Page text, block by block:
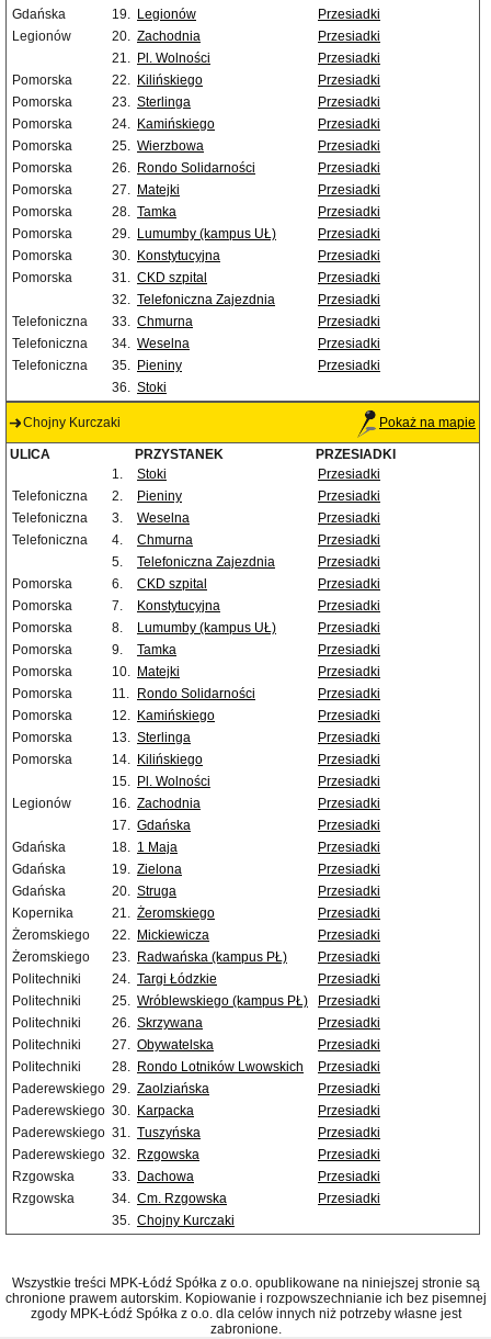
Gdańska
19. Legionów
Przesiadki
Legionów
20. Zachodnia
Przesiadki
21. Pl. Wolności
Przesiadki
Pomorska
22. Kilińskiego
Przesiadki
Pomorska
23. Sterlinga
Przesiadki
Pomorska
24. Kamińskiego
Przesiadki
Pomorska
25. Wierzbowa
Przesiadki
Pomorska
26. Rondo Solidarności
Przesiadki
Pomorska
27. Matejki
Przesiadki
Pomorska
28. Tamka
Przesiadki
Pomorska
29. Lumumby (kampus UŁ)
Przesiadki
Pomorska
30. Konstytucyjna
Przesiadki
Pomorska
31. CKD szpital
Przesiadki
32. Telefoniczna Zajezdnia
Przesiadki
Telefoniczna
33. Chmurna
Przesiadki
Telefoniczna
34. Weselna
Przesiadki
Telefoniczna
35. Pieniny
Przesiadki
36. Stoki
Chojny Kurczaki Pokaż na mapie
ULICA PRZYSTANEK
PRZESIADKI
1.
Stoki
Przesiadki
Telefoniczna
2. Pieniny
Przesiadki
Telefoniczna
3. Weselna
Przesiadki
Telefoniczna
4. Chmurna
Przesiadki
5.
Telefoniczna Zajezdnia
Przesiadki
Pomorska
6. CKD szpital
Przesiadki
Pomorska
7. Konstytucyjna
Przesiadki
Pomorska
8. Lumumby (kampus UŁ)
Przesiadki
Pomorska
9. Tamka
Przesiadki
Pomorska
10. Matejki
Przesiadki
Pomorska
11. Rondo Solidarności
Przesiadki
Pomorska
12. Kamińskiego
Przesiadki
Pomorska
13. Sterlinga
Przesiadki
Pomorska
14. Kilińskiego
Przesiadki
15. Pl. Wolności
Przesiadki
Legionów
16. Zachodnia
Przesiadki
17. Gdańska
Przesiadki
Gdańska
18. 1 Maja
Przesiadki
Gdańska
19. Zielona
Przesiadki
Gdańska
20. Struga
Przesiadki
Kopernika
21. Żeromskiego
Przesiadki
Żeromskiego
22. Mickiewicza
Przesiadki
Żeromskiego
23. Radwańska (kampus PŁ)
Przesiadki
Politechniki
24. Targi Łódzkie
Przesiadki
Politechniki
25. Wróblewskiego (kampus PŁ)
Przesiadki
Politechniki
26. Skrzywana
Przesiadki
Politechniki
27. Obywatelska
Przesiadki
Politechniki
28. Rondo Lotników Lwowskich
Przesiadki
Paderewskiego 29. Zaolziańska
Przesiadki
Paderewskiego 30. Karpacka
Przesiadki
Paderewskiego 31. Tuszyńska
Przesiadki
Paderewskiego 32. Rzgowska
Przesiadki
Rzgowska
33. Dachowa
Przesiadki
Rzgowska
34. Cm. Rzgowska
Przesiadki
35. Chojny Kurczaki
Wszystkie treści MPK-Łódź Spółka z o.o. opublikowane na niniejszej stronie są
chronione prawem autorskim. Kopiowanie i rozpowszechnianie ich bez pisemnej
zgody MPK-Łódź Spółka z o.o. dla celów innych niż potrzeby własne jest
zabronione.